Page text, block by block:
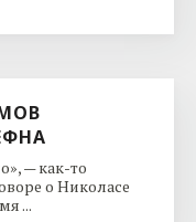
— как-то
о Николасе
...